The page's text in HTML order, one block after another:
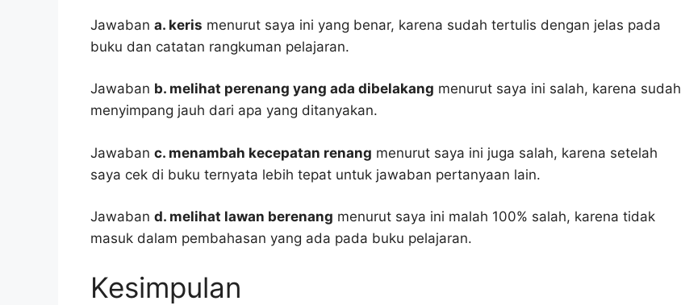
Jawaban a. keris menurut saya ini yang benar, karena sudah tertulis dengan jelas pada
buku dan catatan rangkuman pelajaran.
Jawaban b. melihat perenang yang ada dibelakang menurut saya ini salah, karena sudah
menyimpang jauh dari apa yang ditanyakan.
Jawaban c. menambah kecepatan renang menurut saya ini juga salah, karena setelah
saya cek di buku ternyata lebih tepat untuk jawaban pertanyaan lain.
Jawaban d. melihat lawan berenang menurut saya ini malah 100% salah, karena tidak
masuk dalam pembahasan yang ada pada buku pelajaran.
Kesimpulan